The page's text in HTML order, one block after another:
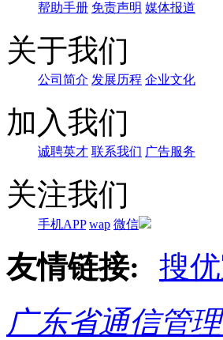
帮助手册 免责声明 媒体报道
关于我们
公司简介 发展历程 企业文化
加入我们
诚聘英才 联系我们 广告服务
关注我们
手机APP wap 微信
友情链接:
搜
广东省通信管